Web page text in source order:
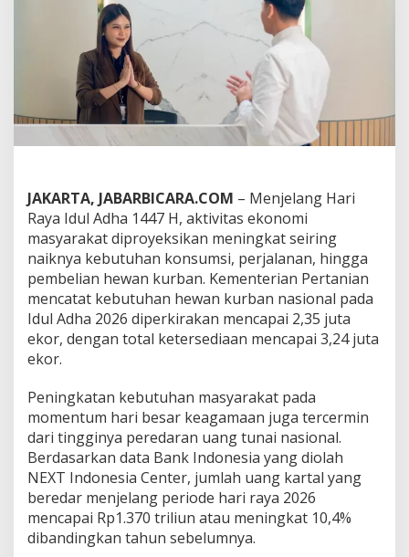
a
R
a
y
,
I
F
i
n
a
n
c
e
H
a
r
k
a
n
P
e
m
b
i
a
JAKARTA, JABARBICARA.COM – Menjelang Hari
Raya Idul Adha 1447 H, aktivitas ekonomi
masyarakat diproyeksikan meningkat seiring
naiknya kebutuhan konsumsi, perjalanan, hingga
pembelian hewan kurban. Kementerian Pertanian
mencatat kebutuhan hewan kurban nasional pada
Idul Adha 2026 diperkirakan mencapai 2,35 juta
ekor, dengan total ketersediaan mencapai 3,24 juta
ekor.
Peningkatan kebutuhan masyarakat pada
momentum hari besar keagamaan juga tercermin
dari tingginya peredaran uang tunai nasional.
Berdasarkan data Bank Indonesia yang diolah
NEXT Indonesia Center, jumlah uang kartal yang
beredar menjelang periode hari raya 2026
mencapai Rp1.370 triliun atau meningkat 10,4%
dibandingkan tahun sebelumnya.